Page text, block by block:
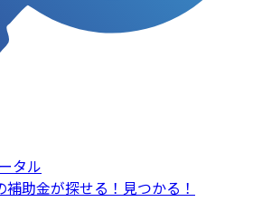
タル
助金が探せる！見つかる！